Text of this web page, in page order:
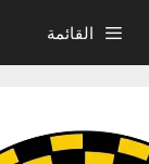
القائمة